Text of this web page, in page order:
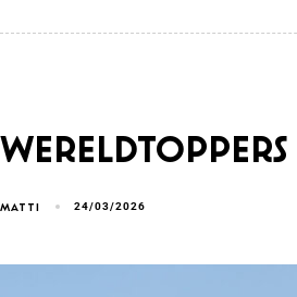
MATTI 24/03/2026